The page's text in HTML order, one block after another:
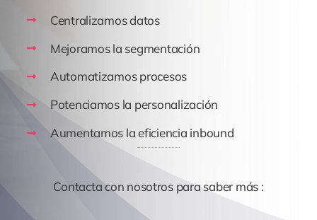
Centralizamos datos
Mejoramos la segmentación
Automatizamos procesos
Potenciamos la personalización
Aumentamos la eficiencia inbound
Contacta con nosotros para saber más :